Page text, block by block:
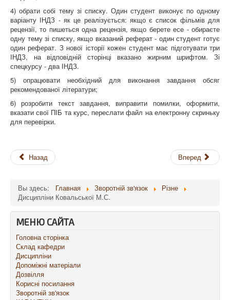
4) обрати собі тему зі списку. Один студент виконує по одному
варіанту ІНДЗ - як це реалізується: якщо є список фільмів для
рецензії, то пишеться одна рецензія, якщо берете есе - обираєте
одну тему зі списку, якщо вказаний реферат - один студент готує
один реферат. З нової історії кожен студент має підготувати три
ІНДЗ, на відповідній сторінці вказано жирним шрифтом. Зі
спецкурсу - два ІНДЗ.
5) опрацювати необхідний для виконання завдання обсяг
рекомендованої літератури;
6) розробити текст завдання, виправити помилки, оформити,
вказати свої ПІБ та курс, переслати файл на електронну скриньку
для перевірки.
Назад Вперед
Вы здесь: Главная Зворотній зв'язок
Різне
Дисципліни Ковальської М.С.
МЕНЮ САЙТА
Головна сторінка
Склад кафедри
Дисципліни
Допоміжні матеріали
Дозвілля
Корисні посилання
Зворотній зв'язок